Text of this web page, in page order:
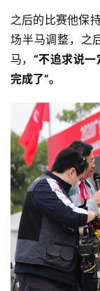
之后的比赛他保
场半马调整，之
马， “不追求说
完成了”。